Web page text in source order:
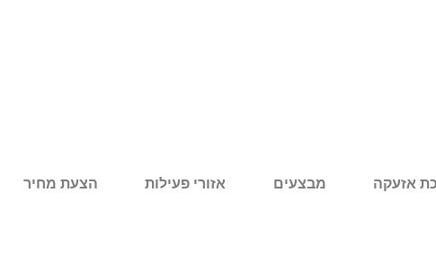
אזעקה מבצעים אזורי פעילות הצעת מחיר